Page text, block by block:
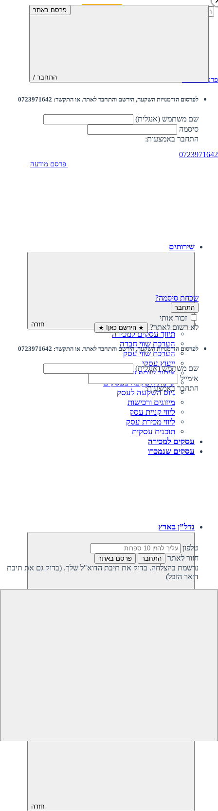
חיפוש:
0723971642
פרסם מודעה התחבר /
לפרסום הזדמנויות השקעה, הירשם והתחבר לאתר. או התקשר: 0723971642
שם משתמש (אנגלית)
סיסמה
התחבר באמצעות:
שכחת סיסמה?
התחבר
זכור אותי
לא רשום לאתר? ★ הירשם כאן! ★
פרסם באתר
לפרסום הזדמנויות השקעה, הירשם והתחבר לאתר. או התקשר: 0723971642
שם משתמש (אנגלית)
אימייל
התחבר באמצעות:
טלפון
חזור לאתר
התחבר פרסם באתר
נרשמת בהצלחה. בדוק את תיבת הדוא"ל שלך. (בדוק גם את תיבת
דואר הזבל)
פרסם מודעה
שירותים
חזרה
תיווך עסקים למכירה
הערכת שווי חברה
הערכת שווי עסק
ייעוץ עסקי
איתור שותף עסקי
קרנות השקעה בעסקים
גיוס השקעה לעסק‎‎
מיזוגים ורכישות
ליווי קניית עסק
ליווי מכירת עסק
תוכנית עסקית
עסקים למכירה
עסקים שנמכרו
נדל”ן בארץ
חזרה